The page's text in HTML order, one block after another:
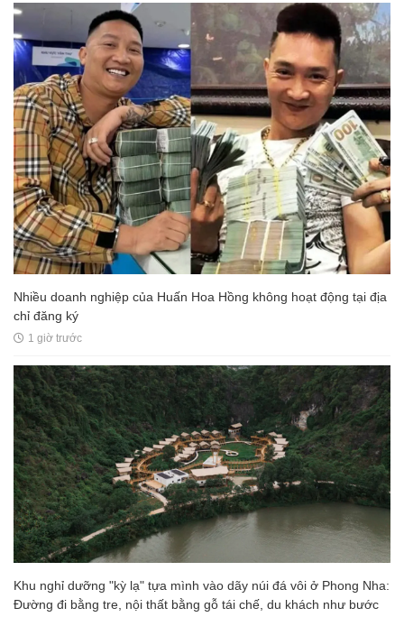
Nhiều doanh nghiệp của Huấn Hoa Hồng không hoạt động tại địa
chỉ đăng ký
1 giờ trước
Khu nghỉ dưỡng "kỳ lạ" tựa mình vào dãy núi đá vôi ở Phong Nha:
Đường đi bằng tre, nội thất bằng gỗ tái chế, du khách như bước